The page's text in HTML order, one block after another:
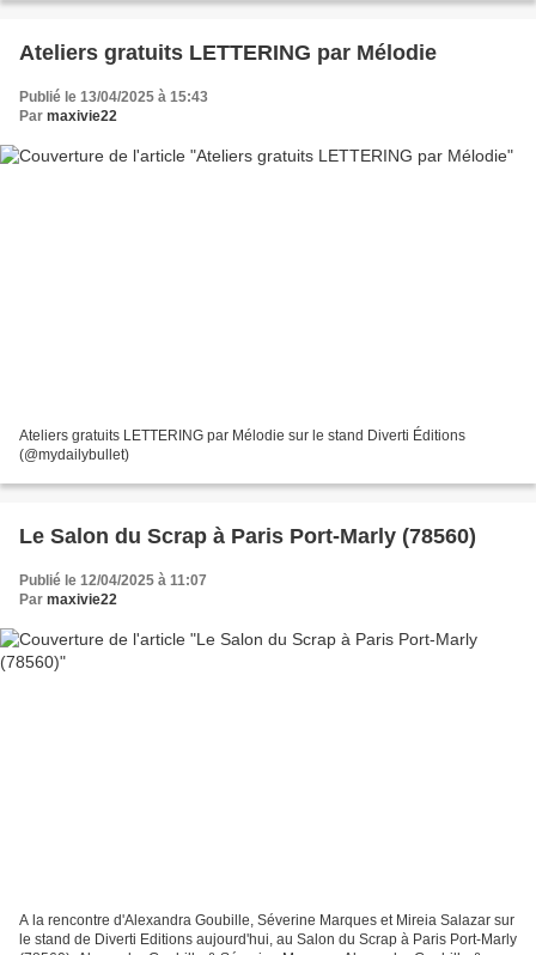
Ateliers gratuits LETTERING par Mélodie
Publié le 13/04/2025 à 15:43
Par maxivie22
Ateliers gratuits LETTERING par Mélodie sur le stand Diverti Éditions
(@mydailybullet)
Le Salon du Scrap à Paris Port-Marly (78560)
Publié le 12/04/2025 à 11:07
Par maxivie22
A la rencontre d'Alexandra Goubille, Séverine Marques et Mireia Salazar sur
le stand de Diverti Editions aujourd'hui, au Salon du Scrap à Paris Port-Marly